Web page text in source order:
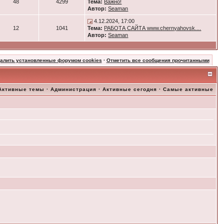
48 4299 Тема: Важно!
Автор: Seaman
12 1041
4.12.2024, 17:00
Тема: РАБОТА САЙТА www.chernyahovsk....
Автор: Seaman
установленные форумом cookies · Отметить все сообщения прочитанными
темы ·Администрация ·Активные сегодня ·Самые активные